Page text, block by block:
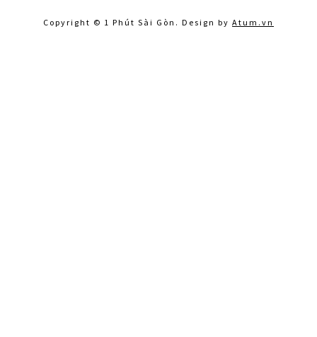
Copyright © 1 Phút Sài Gòn. Design by Atum.vn